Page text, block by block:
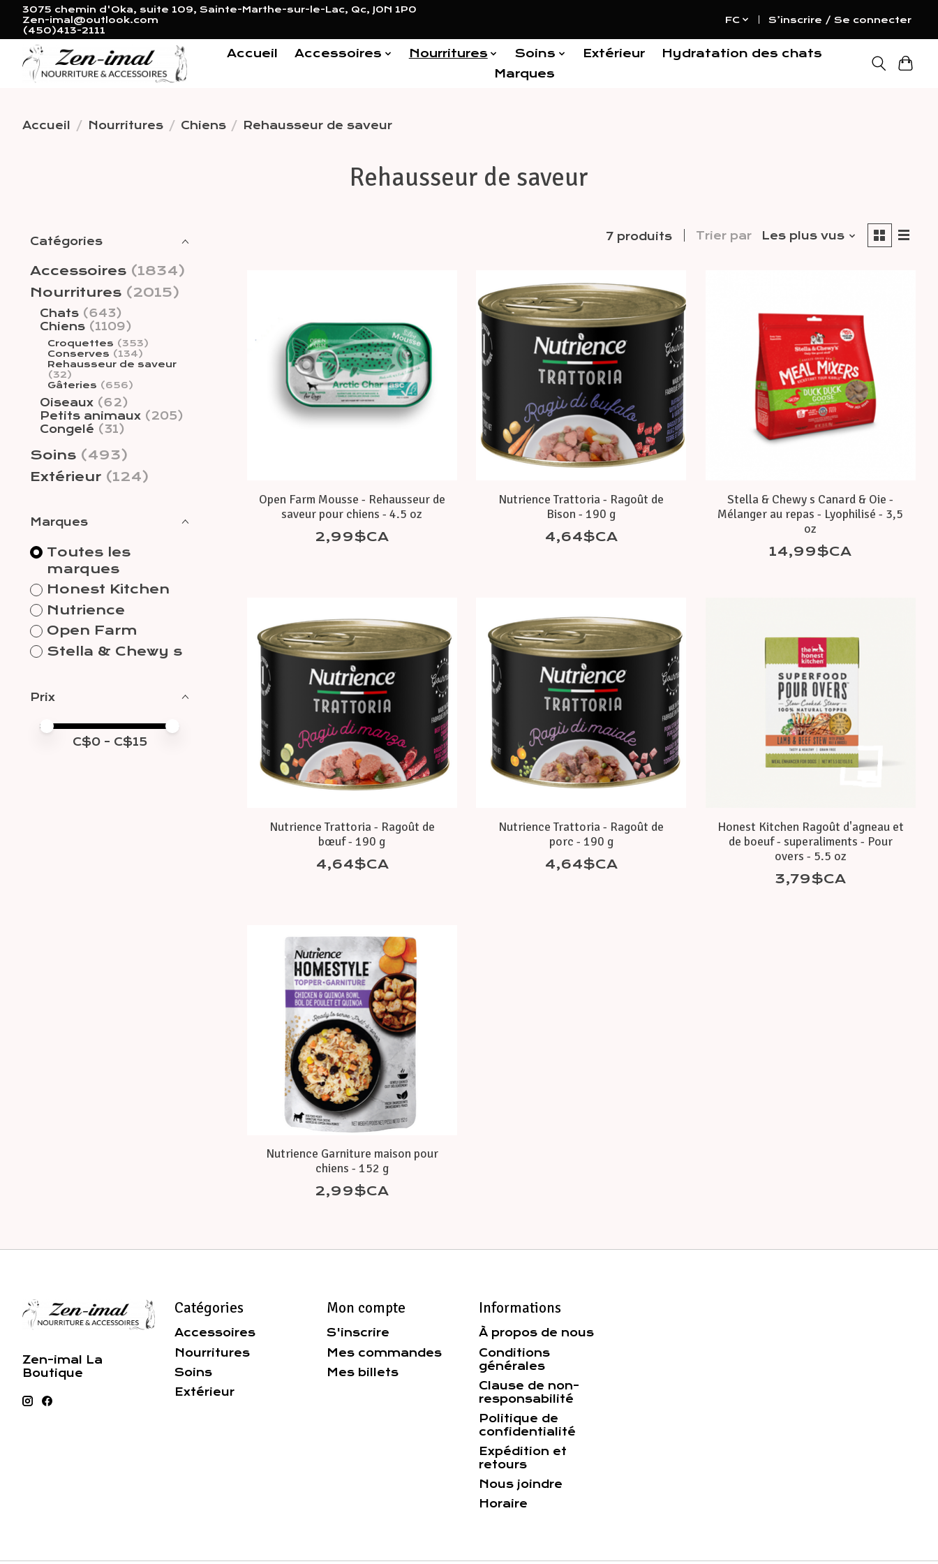
3075 chemin d'Oka, suite 109, Sainte-Marthe-sur-le-Lac, Qc, J0N 1P0
Zen-imal@outlook.com
(450)413-2111
FC S’inscrire / Se connecter
Accueil Accessoires Nourritures Soins Extérieur
Hydratation des chats
Marques
Accueil / Nourritures / Chiens / Rehausseur de saveur
Rehausseur de saveur
Catégories
Accessoires (1834)
Nourritures (2015)
Chats (643)
Chiens (1109)
Croquettes (353)
Conserves (134)
Rehausseur de saveur
(32)
Gâteries (656)
Oiseaux (62)
Petits animaux (205)
Congelé (31)
Soins (493)
Extérieur (124)
Marques
Toutes les
marques
Honest Kitchen
Nutrience
Open Farm
Stella & Chewy s
Prix
Prix minimum
Price maximum value
C$0- C$15
7 produits Trier par Les plus vus
Open Farm Mousse - Rehausseur de
saveur pour chiens - 4.5 oz
2,99$CA
Nutrience Trattoria - Ragoût de
Bison - 190 g
4,64$CA
Stella & Chewy s Canard & Oie -
Mélanger au repas - Lyophilisé - 3,5
oz
14,99$CA
Nutrience Trattoria - Ragoût de
bœuf - 190 g
4,64$CA
Nutrience Trattoria - Ragoût de
porc - 190 g
4,64$CA
Honest Kitchen Ragoût d'agneau et
de boeuf - superaliments - Pour
overs - 5.5 oz
3,79$CA
Nutrience Garniture maison pour
chiens - 152 g
2,99$CA
Zen-imal La
Boutique
Catégories
Accessoires
Nourritures
Soins
Extérieur
Mon compte
S'inscrire
Mes commandes
Mes billets
Informations
À propos de nous
Conditions
générales
Clause de non-
responsabilité
Politique de
confidentialité
Expédition et
retours
Nous joindre
Horaire